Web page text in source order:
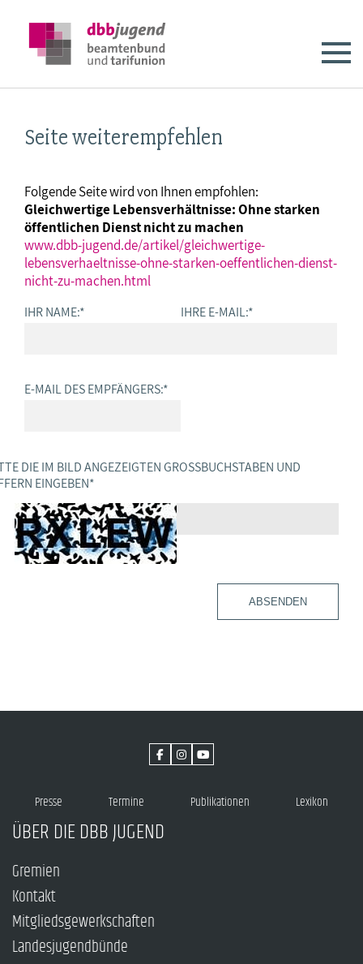
Seite weiterempfehlen
Folgende Seite wird von Ihnen empfohlen:
Gleichwertige Lebensverhältnisse: Ohne starken
öffentlichen Dienst nicht zu machen
www.dbb-jugend.de/artikel/gleichwertige-
lebensverhaeltnisse-ohne-starken-oeffentlichen-dienst-
nicht-zu-machen.html
IHR NAME:* IHRE E-MAIL:*
E-MAIL DES EMPFÄNGERS:*
DIE IM BILD ANGEZEIGTEN GROSSBUCHSTABEN UND Z
EINGEBEN *
ABSENDEN
Presse Termine Publikationen Lexikon
ÜBER DIE DBB JUGEND
Gremien
Kontakt
Mitgliedsgewerkschaften
Landesjugendbünde